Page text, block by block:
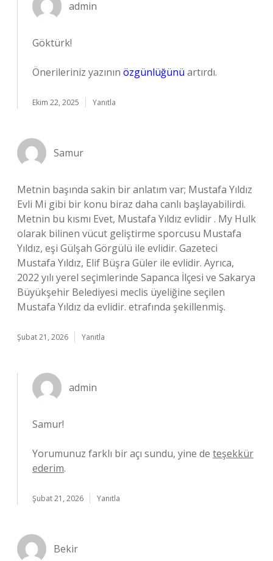
admin
Göktürk!
Önerileriniz yazının özgünlüğünü artırdı.
Ekim 22, 2025 Yanıtla
Samur
Metnin başında sakin bir anlatım var; Mustafa Yıldız
Evli Mi gibi bir konu biraz daha canlı başlayabilirdi.
Metnin bu kısmı Evet, Mustafa Yıldız evlidir . My Hulk
olarak bilinen vücut geliştirme sporcusu Mustafa
Yıldız, eşi Gülşah Görgülü ile evlidir. Gazeteci
Mustafa Yıldız, Elif Büşra Güler ile evlidir. Ayrıca,
2022 yılı yerel seçimlerinde Sapanca İlçesi ve Sakarya
Büyükşehir Belediyesi meclis üyeliğine seçilen
Mustafa Yıldız da evlidir. etrafında şekillenmiş.
Şubat 21, 2026 Yanıtla
admin
Samur!
Yorumunuz farklı bir açı sundu, yine de teşekkür
ederim.
Şubat 21, 2026 Yanıtla
Bekir